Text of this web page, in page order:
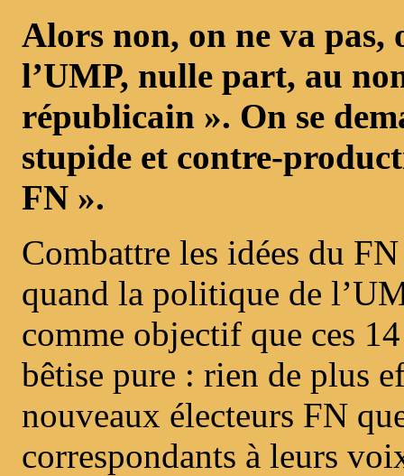
Alors non, on ne va pas,
l’UMP, nulle part, au
républicain ». On se
stupide et contre-
FN ».
Combattre les idées du
quand la politique de
comme objectif que ces
bêtise pure : rien de plus
nouveaux électeurs FN
correspondants à leurs